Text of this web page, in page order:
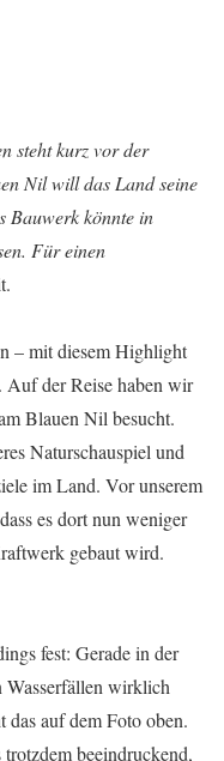
steht kurz vor der
Nil will das Land seine
Bauwerk könnte in
Für einen
– mit diesem Highlight
Auf der Reise haben wir
Blauen Nil besucht.
Naturschauspiel und
im Land. Vor unserem
es dort nun weniger
gebaut wird.
fest: Gerade in der
Wasserfällen wirklich
auf dem Foto oben.
beeindruckend,